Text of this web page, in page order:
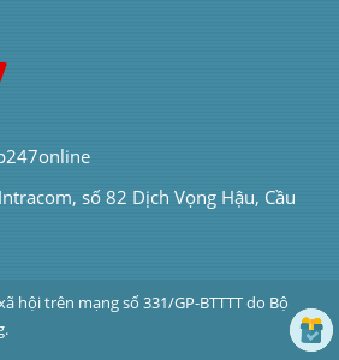
số 82 Dịch Vọng Hậu, Cầu
hội trên mạng số 331/GP-BTTTT do Bộ